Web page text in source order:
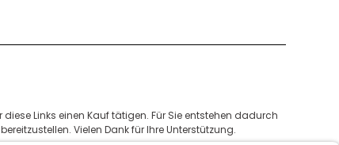
Links einen Kauf tätigen. Für Sie entstehen dadurch
Vielen Dank für Ihre Unterstützung.